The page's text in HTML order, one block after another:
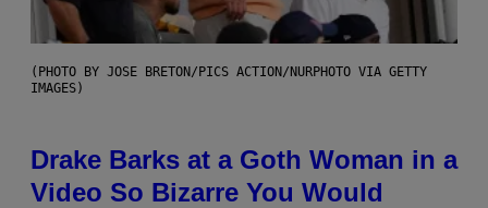
(PHOTO BY JOSE BRETON/PICS ACTION/NURPHOTO VIA GETTY
IMAGES)
Drake Barks at a Goth Woman in a
Video So Bizarre You Would